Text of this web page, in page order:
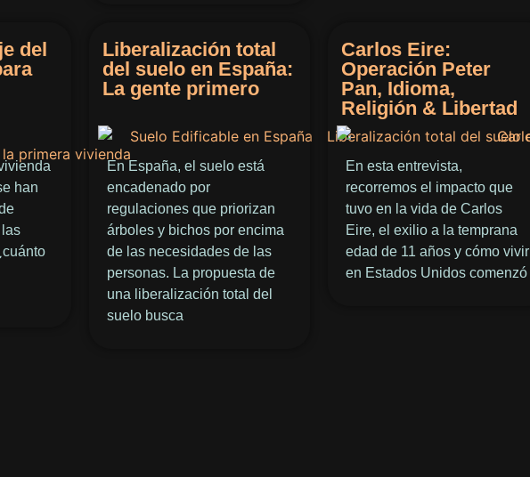
del
han
Liberalización total
del suelo en España:
La gente primero
En España, el suelo está
encadenado por
regulaciones que priorizan
árboles y bichos por encima
de las necesidades de las
personas. La propuesta de
una liberalización total del
suelo busca
Carlos Eire:
Operación Peter
Pan, Idioma,
Religión & Libertad
En esta entrevista,
recorremos el impacto que
tuvo en la vida de Carlos
Eire, el exilio a la temprana
edad de 11 años y cómo vivir
en Estados Unidos comenzó